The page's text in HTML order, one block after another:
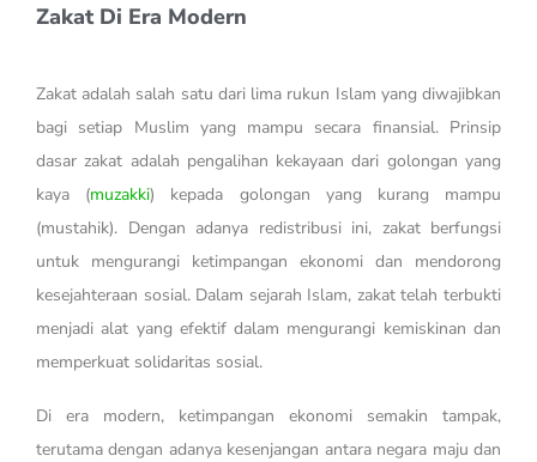
Zakat Di Era Modern
Zakat adalah salah satu dari lima rukun Islam yang diwajibkan
bagi setiap Muslim yang mampu secara finansial. Prinsip
dasar zakat adalah pengalihan kekayaan dari golongan yang
kaya (muzakki) kepada golongan yang kurang mampu
(mustahik). Dengan adanya redistribusi ini, zakat berfungsi
untuk mengurangi ketimpangan ekonomi dan mendorong
kesejahteraan sosial. Dalam sejarah Islam, zakat telah terbukti
menjadi alat yang efektif dalam mengurangi kemiskinan dan
memperkuat solidaritas sosial.
Di era modern, ketimpangan ekonomi semakin tampak,
terutama dengan adanya kesenjangan antara negara maju dan